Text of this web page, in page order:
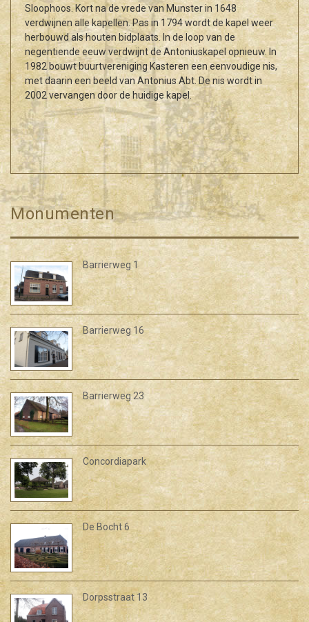
Sloophoos. Kort na de vrede van Munster in 1648
verdwijnen alle kapellen. Pas in 1794 wordt de kapel weer
herbouwd als houten bidplaats. In de loop van de
negentiende eeuw verdwijnt de Antoniuskapel opnieuw. In
1982 bouwt buurtvereniging Kasteren een eenvoudige nis,
met daarin een beeld van Antonius Abt. De nis wordt in
2002 vervangen door de huidige kapel.
Monumenten
Barrierweg 1
Barrierweg 16
Barrierweg 23
Concordiapark
De Bocht 6
Dorpsstraat 13